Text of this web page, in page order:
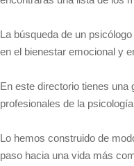
La búsqueda de un
en el bienestar emocional y
En este directorio tienes una
profesionales de la
Lo hemos construido de
paso hacia una vida más